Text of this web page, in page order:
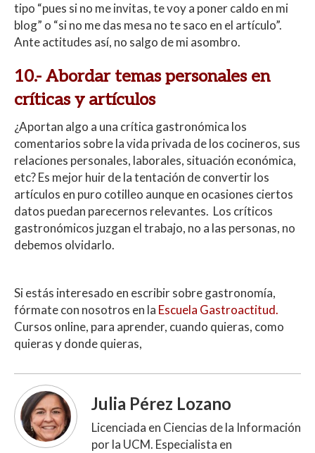
tipo “pues si no me invitas, te voy a poner caldo en mi
blog” o “si no me das mesa no te saco en el artículo”.
Ante actitudes así, no salgo de mi asombro.
10.- Abordar temas personales en
críticas y artículos
¿Aportan algo a una crítica gastronómica los
comentarios sobre la vida privada de los cocineros, sus
relaciones personales, laborales, situación económica,
etc? Es mejor huir de la tentación de convertir los
artículos en puro cotilleo aunque en ocasiones ciertos
datos puedan parecernos relevantes. Los críticos
gastronómicos juzgan el trabajo, no a las personas, no
debemos olvidarlo.
Si estás interesado en escribir sobre gastronomía,
fórmate con nosotros en la Escuela Gastroactitud.
Cursos online, para aprender, cuando quieras, como
quieras y donde quieras,
Julia Pérez Lozano
Licenciada en Ciencias de la Información
por la UCM. Especialista en